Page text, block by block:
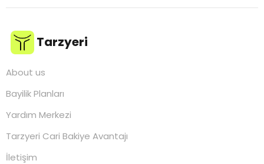
Tarzyeri
About us
Bayilik Planları
Yardım Merkezi
Tarzyeri Cari Bakiye Avantajı
İletişim